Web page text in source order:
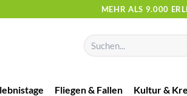
MEHR ALS 9.000
Suchen
nach:
Fliegen & Fallen Kultur &